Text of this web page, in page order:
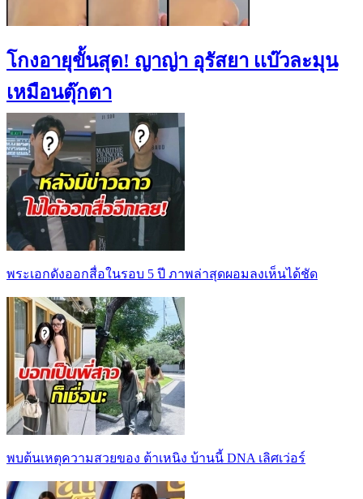
โกงอายุขั้นสุด! ญาญ่า อุรัสยา เเบ๊วละมุน
เหมือนตุ๊กตา
พระเอกดังออกสื่อในรอบ 5 ปี ภาพล่าสุดผอมลงเห็นได้ชัด
พบต้นเหตุความสวยของ ต้าเหนิง บ้านนี้ DNA เลิศเว่อร์